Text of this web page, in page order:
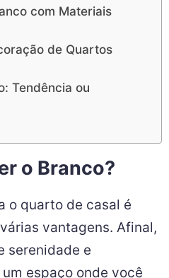
com Materiais
de Quartos
Tendência ou
o Branco?
o quarto de casal é
vantagens. Afinal,
serenidade e
espaço onde você